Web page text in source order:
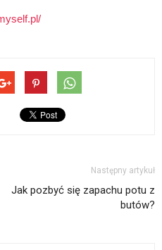
Następny artykuł
Jak pozbyć się zapachu potu z
butów?